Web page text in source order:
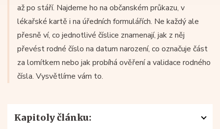
až po stáří. Najdeme ho na občanském průkazu, v
lékařské kartě i na úředních formulářích. Ne každý ale
přesně ví, co jednotlivé číslice znamenají, jak z něj
převést rodné číslo na datum narození, co označuje část
za lomítkem nebo jak probíhá ověření a validace rodného
čísla. Vysvětlíme vám to.
Kapitoly článku: